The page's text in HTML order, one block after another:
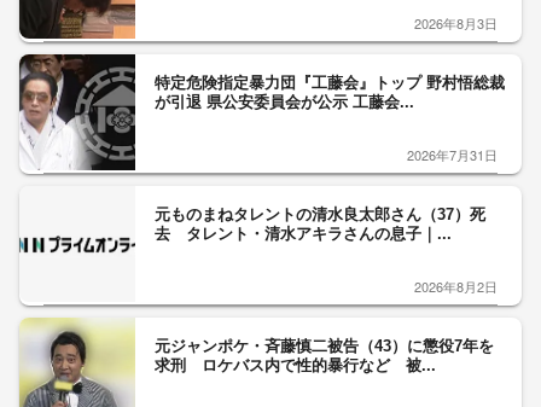
2026年8月3日
特定危険指定暴力団『工藤会』トップ 野村悟総裁
が引退 県公安委員会が公示 工藤会...
2026年7月31日
元ものまねタレントの清水良太郎さん（37）死
去 タレント・清水アキラさんの息子｜...
2026年8月2日
元ジャンポケ・斉藤慎二被告（43）に懲役7年を
求刑 ロケバス内で性的暴行など 被...